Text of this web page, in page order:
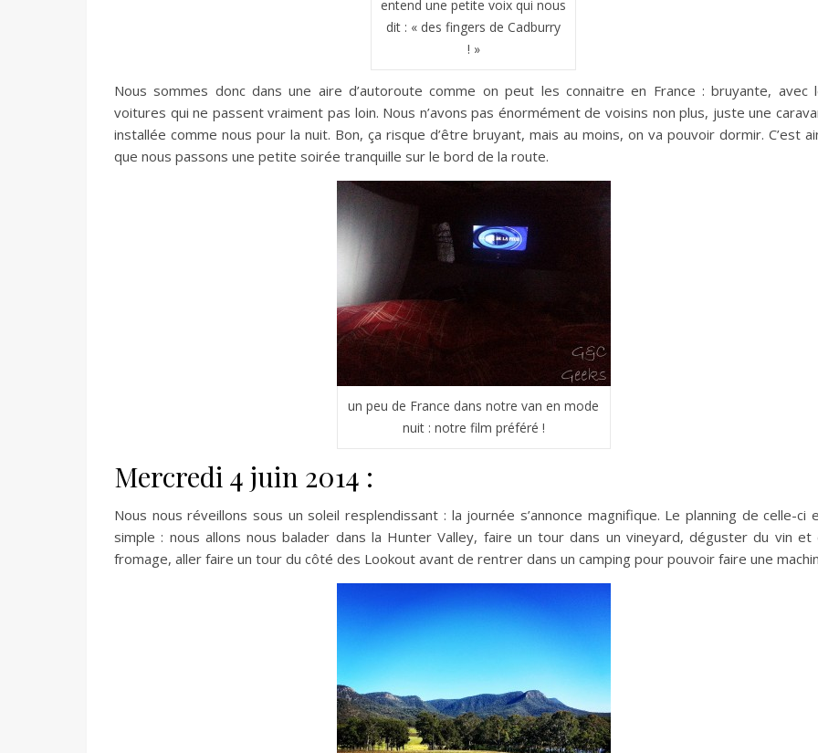
entend une petite voix qui nous
dit : « des fingers de Cadburry
! »
Nous sommes donc dans une aire d’autoroute comme on peut les connaitre en France : bruyante, avec
voitures qui ne passent vraiment pas loin. Nous n’avons pas énormément de voisins non plus, juste une
installée comme nous pour la nuit. Bon, ça risque d’être bruyant, mais au moins, on va pouvoir dormir. C’est
que nous passons une petite soirée tranquille sur le bord de la route.
un peu de France dans notre van en mode
nuit : notre film préféré !
Mercredi 4 juin 2014 :
Nous nous réveillons sous un soleil resplendissant : la journée s’annonce magnifique. Le planning de celle-ci
simple : nous allons nous balader dans la Hunter Valley, faire un tour dans un vineyard, déguster du vin et
fromage, aller faire un tour du côté des Lookout avant de rentrer dans un camping pour pouvoir faire une